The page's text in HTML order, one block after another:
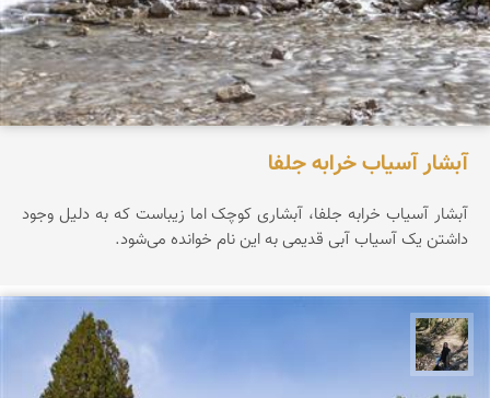
آبشار آسیاب خرابه جلفا
آبشار آسیاب خرابه جلفا، آبشاری کوچک اما زیباست که به دلیل وجود
داشتن یک آسیاب آبی قدیمی به این نام خوانده می‌شود.